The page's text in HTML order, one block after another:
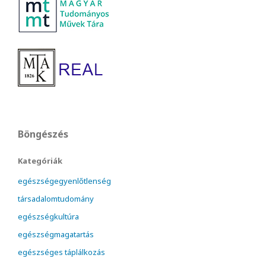
Böngészés
Kategóriák
egészségegyenlőtlenség
társadalomtudomány
egészségkultúra
egészségmagatartás
egészséges táplálkozás